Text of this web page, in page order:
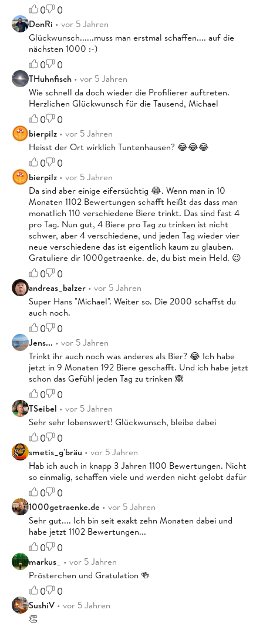
0 0
DonRi • vor 5 Jahren
Glückwunsch......muss man erstmal schaffen.... auf die
nächsten 1000 :-)
0 0
THuhnfisch • vor 5 Jahren
Wie schnell da doch wieder die Profilierer auftreten.
Herzlichen Glückwunsch für die Tausend, Michael
0 0
bierpilz • vor 5 Jahren
Heisst der Ort wirklich Tuntenhausen? 😂😂😂
0 0
bierpilz • vor 5 Jahren
Da sind aber einige eifersüchtig 😂. Wenn man in 10
Monaten 1102 Bewertungen schafft heißt das dass man
monatlich 110 verschiedene Biere trinkt. Das sind fast 4
pro Tag. Nun gut, 4 Biere pro Tag zu trinken ist nicht
schwer, aber 4 verschiedene, und jeden Tag wieder vier
neue verschiedene das ist eigentlich kaum zu glauben.
Gratuliere dir 1000getraenke. de, du bist mein Held. 😉
0 0
andreas_balzer • vor 5 Jahren
Super Hans "Michael". Weiter so. Die 2000 schaffst du
auch noch.
0 0
Jens... • vor 5 Jahren
Trinkt ihr auch noch was anderes als Bier? 😂 Ich habe
jetzt in 9 Monaten 192 Biere geschafft. Und ich habe jetzt
schon das Gefühl jeden Tag zu trinken 🙈
0 0
TSeibel • vor 5 Jahren
Sehr sehr lobenswert! Glückwunsch, bleibe dabei
0 0
smetis_g'bräu • vor 5 Jahren
Hab ich auch in knapp 3 Jahren 1100 Bewertungen. Nicht
so einmalig, schaffen viele und werden nicht gelobt dafür
0 0
1000getraenke.de • vor 5 Jahren
Sehr gut.... Ich bin seit exakt zehn Monaten dabei und
habe jetzt 1102 Bewertungen...
0 0
markus_
• vor 5 Jahren
Prösterchen und Gratulation 🍻
0 0
SushiV • vor 5 Jahren
👏